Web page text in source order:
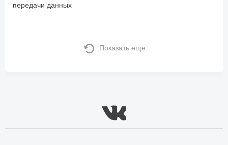
передачи данных
Показать еще